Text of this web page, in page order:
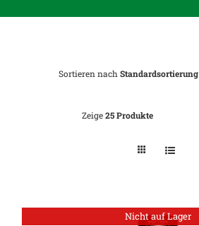
Sortieren nach Standardsortierung
Zeige25 Produkte
Nicht auf Lager